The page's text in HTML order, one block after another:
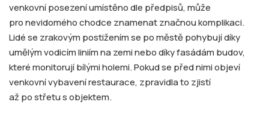
venkovní posezení umístěno dle předpisů, může
pro nevidomého chodce znamenat značnou komplikaci.
Lidé se zrakovým postižením se po městě pohybují díky
umělým vodicím liniím na zemi nebo díky fasádám budov,
které monitorují bílými holemi. Pokud se před nimi objeví
venkovní vybavení restaurace, zpravidla to zjistí
až po střetu s objektem.